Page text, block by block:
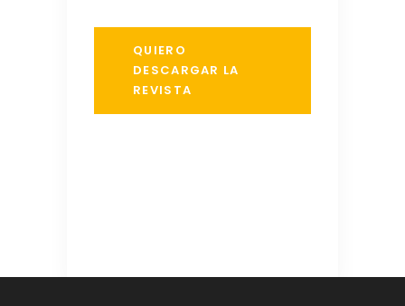
QUIERO
DESCARGAR LA
REVISTA